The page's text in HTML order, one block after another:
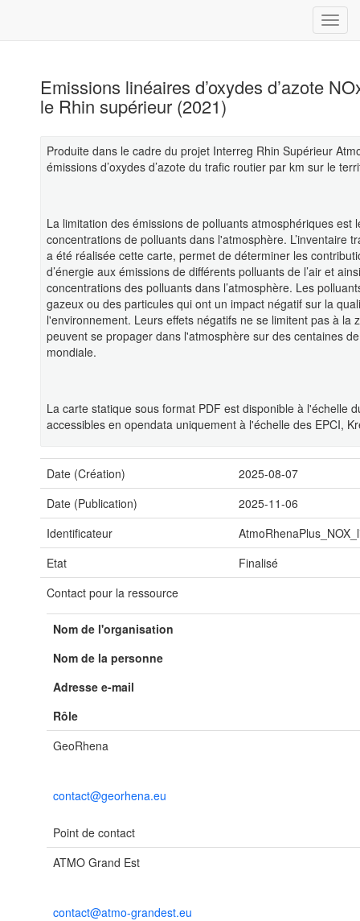
Emissions linéaires d’oxydes d’azote
le Rhin supérieur (2021)
Produite dans le cadre du projet Interreg Rhin Supérieur
émissions d’oxydes d’azote du trafic routier par km sur le
La limitation des émissions de polluants atmosphériques
concentrations de polluants dans l'atmosphère. L’inventaire
a été réalisée cette carte, permet de déterminer les
d’énergie aux émissions de différents polluants de l’air et
concentrations des polluants dans l’atmosphère. Les
gazeux ou des particules qui ont un impact négatif sur la
l'environnement. Leurs effets négatifs ne se limitent pas à la
peuvent se propager dans l'atmosphère sur des centaines
mondiale.
La carte statique sous format PDF est disponible à l'échelle
accessibles en opendata uniquement à l'échelle des EPCI,
Date (Création)
2025-08-07
Date (Publication)
2025-11-06
Identificateur
Etat
Finalisé
Contact pour la ressource
Nom de l'organisation
Nom de la personne
Adresse e-mail
Rôle
GeoRhena
contact@georhena.eu
Point de contact
ATMO Grand Est
contact@atmo-grandest.eu